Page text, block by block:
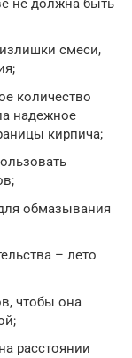
не должна быть
смеси,
количество
надежное
кирпича;
обмазывания
– лето
чтобы она
расстоянии